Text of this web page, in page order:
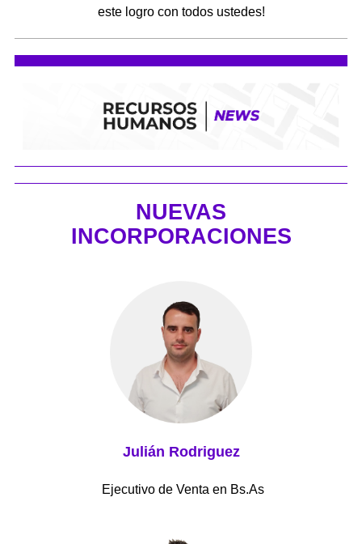
este logro con todos ustedes!
NUEVAS
INCORPORACIONES
Julián Rodriguez
Ejecutivo de Venta en Bs.As